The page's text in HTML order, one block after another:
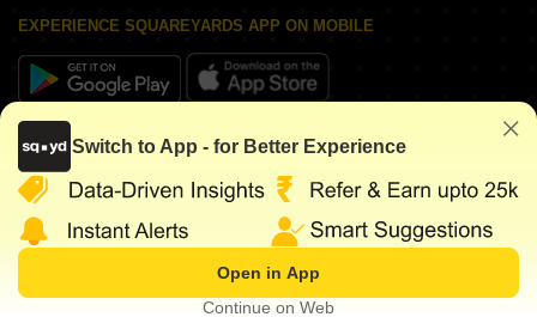
EXPERIENCE SQUAREYARDS APP ON MOBILE
KEEP IN TOUCH
www.squareyards.com. All rights reserved.
Switch to App - for Better Experience
Open in App
Continue on Web